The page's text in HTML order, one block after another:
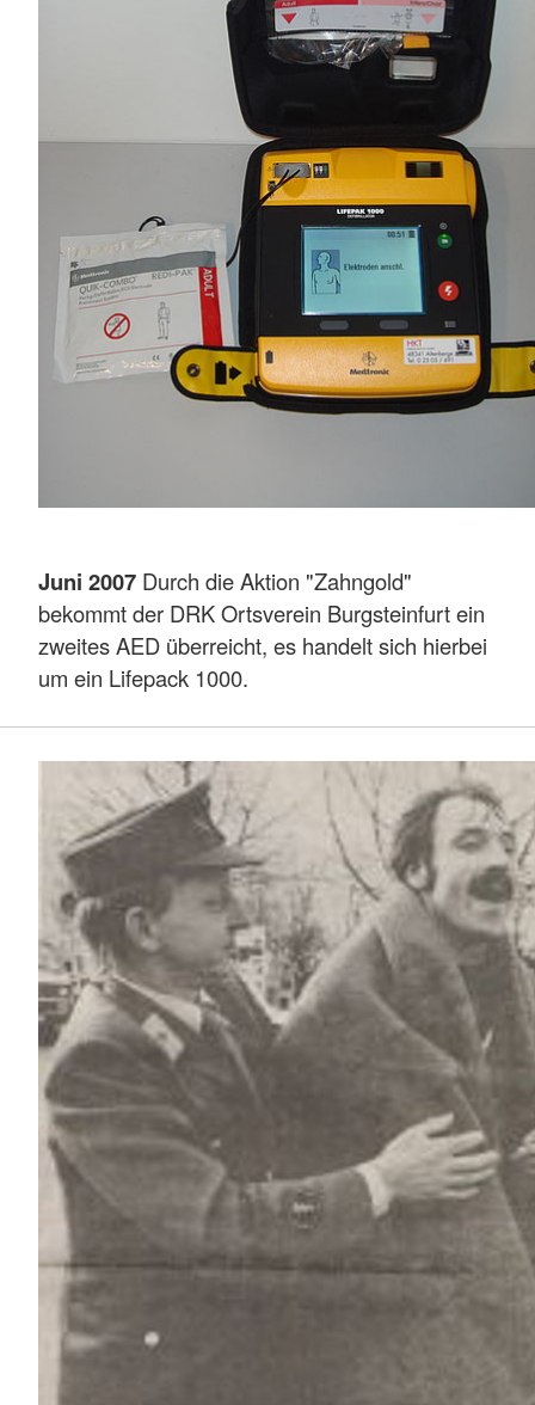
Juni 2007 Durch die Aktion "Zahngold"
bekommt der DRK Ortsverein Burgsteinfurt ein
zweites AED überreicht, es handelt sich hierbei
um ein Lifepack 1000.